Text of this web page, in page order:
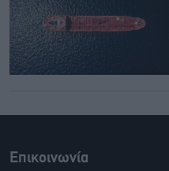
Επικοινωνία